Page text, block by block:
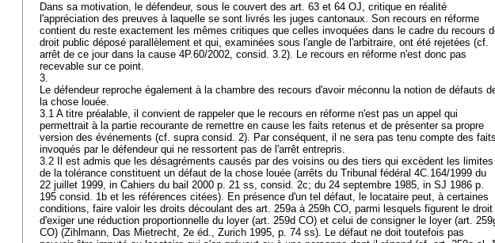
Dans sa motivation, le défendeur, sous le couvert des art. 63 et 64 OJ, critique en réalité
l'appréciation des preuves à laquelle se sont livrés les juges cantonaux. Son recours en réforme
contient du reste exactement les mêmes critiques que celles invoquées dans le cadre du recours
droit public déposé parallèlement et qui, examinées sous l'angle de l'arbitraire, ont été rejetées (cf.
arrêt de ce jour dans la cause 4P.60/2002, consid. 3.2). Le recours en réforme n'est donc pas
recevable sur ce point.
3.
Le défendeur reproche également à la chambre des recours d'avoir méconnu la notion de défauts
la chose louée.
3.1 A titre préalable, il convient de rappeler que le recours en réforme n'est pas un appel qui
permettrait à la partie recourante de remettre en cause les faits retenus et de présenter sa propre
version des événements (cf. supra consid. 2). Par conséquent, il ne sera pas tenu compte des faits
invoqués par le défendeur qui ne ressortent pas de l'arrêt entrepris.
3.2 Il est admis que les désagréments causés par des voisins ou des tiers qui excèdent les limites
de la tolérance constituent un défaut de la chose louée (arrêts du Tribunal fédéral 4C.164/1999 du
22 juillet 1999, in Cahiers du bail 2000 p. 21 ss, consid. 2c; du 24 septembre 1985, in SJ 1986 p.
195 consid. 1b et les références citées). En présence d'un tel défaut, le locataire peut, à certaines
conditions, faire valoir les droits découlant des art. 259a à 259h CO, parmi lesquels figurent le droit
d'exiger une réduction proportionnelle du loyer (art. 259d CO) et celui de consigner le loyer (art.
CO) (Zihlmann, Das Mietrecht, 2e éd., Zurich 1995, p. 74 ss). Le défaut ne doit toutefois pas